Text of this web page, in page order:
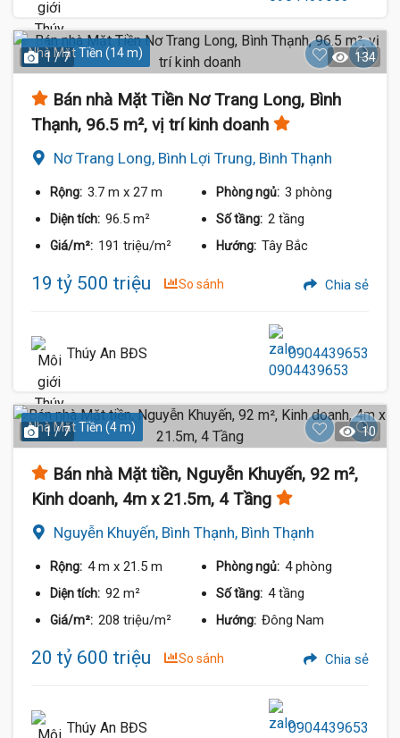
Nhà Mặt Tiền (14 m)
1 / 7 134
Bán nhà Mặt Tiền Nơ Trang Long, Bình
Thạnh, 96.5 m², vị trí kinh doanh
Nơ Trang Long, Bình Lợi Trung, Bình Thạnh
Rộng: 3.7 m x 27 m Phòng ngủ: 3 phòng
Diện tích: 96.5 m² Số tầng: 2 tầng
Giá/m²: 191 triệu/m² Hướng: Tây Bắc
19 tỷ 500 triệu So sánh Chia sẻ
Thúy An BĐS 0904439653
Nhà Mặt Tiền (4 m)
1 / 7 10
Bán nhà Mặt tiền, Nguyễn Khuyến, 92 m²,
Kinh doanh, 4m x 21.5m, 4 Tầng
Nguyễn Khuyến, Bình Thạnh, Bình Thạnh
Rộng: 4 m x 21.5 m Phòng ngủ: 4 phòng
Diện tích: 92 m² Số tầng: 4 tầng
Giá/m²: 208 triệu/m² Hướng: Đông Nam
20 tỷ 600 triệu So sánh Chia sẻ
Thúy An BĐS 0904439653